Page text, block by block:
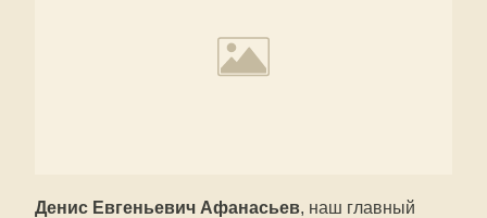
Денис Евгеньевич Афанасьев, наш главный